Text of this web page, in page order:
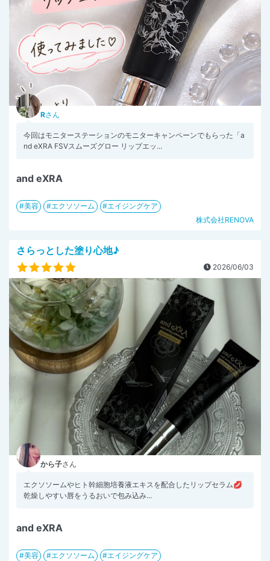
Rさん
今回はモニターステーションのモニターキャンペーンでもらった「a
nd eXRA FSVスムーズグロー リップエッ...
and eXRA
美容 エクソソーム
エイジングケア
株式会社RENOVA
さらっとした塗り心地♪
2026/06/03
から子さん
エクソソームやヒト幹細胞培養液エキスを配合したリップセラム💋
乾燥しやすい唇をうるおいで包み込み...
and eXRA
美容 エクソソーム
エイジングケア